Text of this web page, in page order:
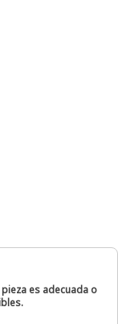
es adecuada o